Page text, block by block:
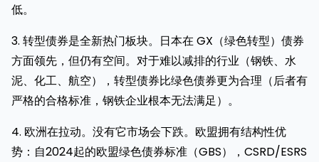
低。
3. 转型债券是全新热门板块。日本在 GX（绿色转型）债券
方面领先，但仍有空间。对于难以减排的行业（钢铁、水
泥、化工、航空），转型债券比绿色债券更为合理（后者有
严格的合格标准，钢铁企业根本无法满足）。
4. 欧洲在拉动。没有它市场会下跌。欧盟拥有结构性优
势：自2024起的欧盟绿色债券标准（GBS），CSRD/ESRS